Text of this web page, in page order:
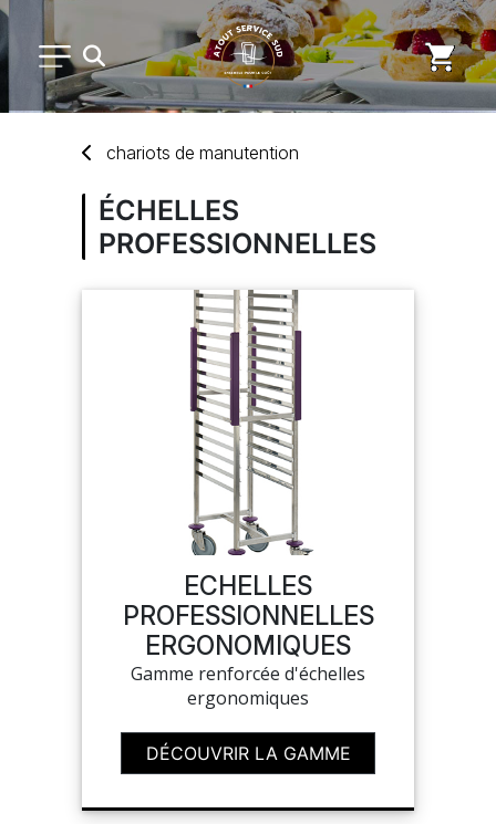
ARTS DE LA TABLE
USAGE UNIQUE
DISTRIBUTION DE REPAS
MON COMPTE
MES LISTES
MA COMMANDE
chariots de manutention
ÉCHELLES
PROFESSIONNELLES
ECHELLES
PROFESSIONNELLES
ERGONOMIQUES
Gamme renforcée d'échelles
ergonomiques
DÉCOUVRIR LA GAMME